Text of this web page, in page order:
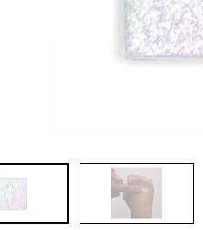
bisherigen Vorgänge